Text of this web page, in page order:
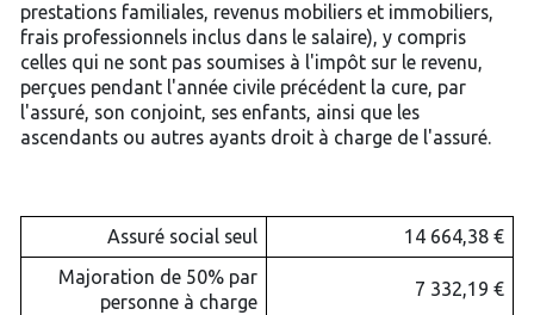
prestations familiales, revenus mobiliers et immobiliers,
frais professionnels inclus dans le salaire), y compris
celles qui ne sont pas soumises à l'impôt sur le revenu,
perçues pendant l'année civile précédent la cure, par
l'assuré, son conjoint, ses enfants, ainsi que les
ascendants ou autres ayants droit à charge de l'assuré.
Assuré social seul
14 664,38 €
Majoration de 50% par
personne à charge
7 332,19 €